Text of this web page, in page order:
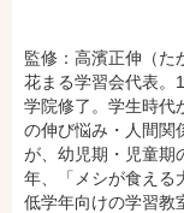
監修：高濱正伸（た
花まる学習会代表。
学院修了。学生時代
の伸び悩み・人間関
が、幼児期・児童期
年、「メシが食える
低学年向けの学習教
e-honで購入
hontoで購入